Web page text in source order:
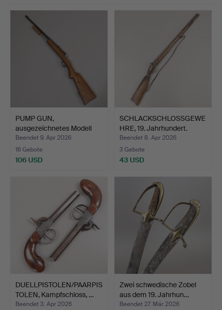
PUMP GUN,
ausgezeichnetes Modell
CII.
Beendet 9. Apr 2026
16 Gebote
106 USD
SCHLACKSCHLOSSGEWE
HRE, 19. Jahrhundert.
Beendet 8. Apr 2026
3 Gebote
43 USD
DUELLPISTOLEN/PAARPIS
TOLEN, Kampfschloss, …
Beendet 3. Apr 2026
Zwei schwedische Zobel
aus dem 19. Jahrhun…
Beendet 27. Mär 2026